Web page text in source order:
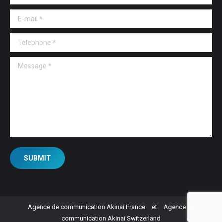
E-mail *
Telephone *
Message *
SUBMIT
Agence de communication Akinai France et Agence de
communication Akinai Switzerland